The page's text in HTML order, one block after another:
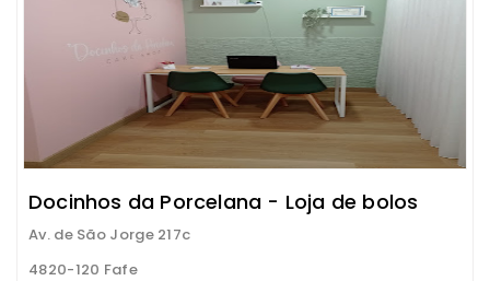
Docinhos da Porcelana - Loja de bolos
Av. de São Jorge 217c
4820-120 Fafe